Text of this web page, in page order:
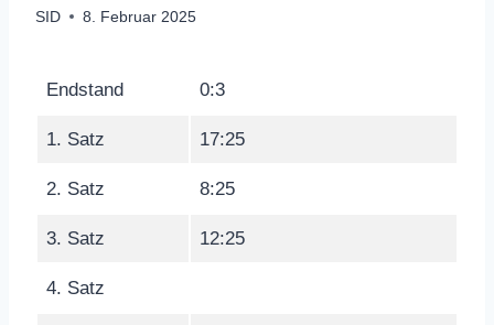
SID 8. Februar 2025
Endstand 0:3
1. Satz 17:25
2. Satz 8:25
3. Satz 12:25
4. Satz